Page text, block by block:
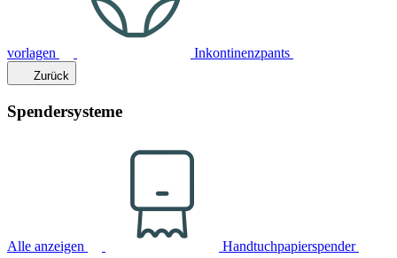
vorlagen Inkontinenzpants
Zurück
Spendersysteme
Alle anzeigen Handtuchpapierspender